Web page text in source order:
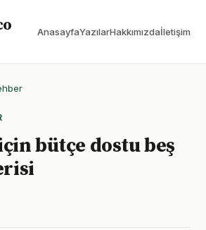
AnasayfaYazılarHakkımızdaİletişim
bütçe dostu beş